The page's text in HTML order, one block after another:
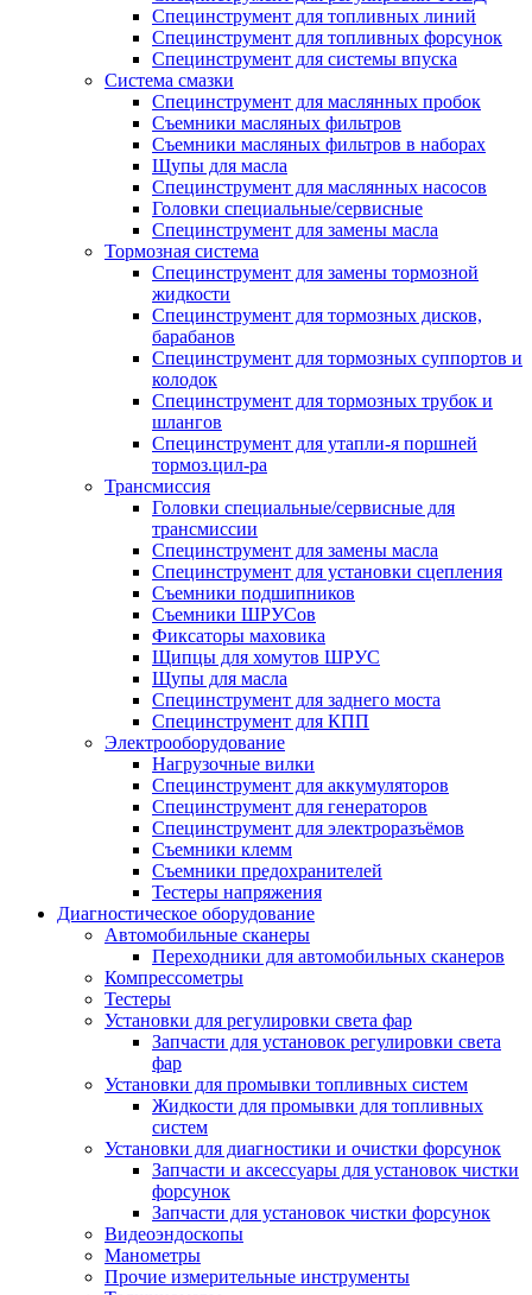
Специнструмент для топливных линий
Специнструмент для топливных форсунок
Специнструмент для системы впуска
Система смазки
Специнструмент для маслянных пробок
Съемники масляных фильтров
Съемники масляных фильтров в наборах
Щупы для масла
Специнструмент для маслянных насосов
Головки специальные/сервисные
Специнструмент для замены масла
Тормозная система
Специнструмент для замены тормозной
жидкости
Специнструмент для тормозных дисков,
барабанов
Специнструмент для тормозных суппортов и
колодок
Специнструмент для тормозных трубок и
шлангов
Специнструмент для утапли-я поршней
тормоз.цил-ра
Трансмиссия
Головки специальные/сервисные для
трансмиссии
Специнструмент для замены масла
Специнструмент для установки сцепления
Съемники подшипников
Съемники ШРУСов
Фиксаторы маховика
Щипцы для хомутов ШРУС
Щупы для масла
Специнструмент для заднего моста
Специнструмент для КПП
Электрооборудование
Нагрузочные вилки
Специнструмент для аккумуляторов
Специнструмент для генераторов
Специнструмент для электроразъёмов
Съемники клемм
Съемники предохранителей
Тестеры напряжения
Диагностическое оборудование
Автомобильные сканеры
Переходники для автомобильных сканеров
Компрессометры
Тестеры
Установки для регулировки света фар
Запчасти для установок регулировки света
фар
Установки для промывки топливных систем
Жидкости для промывки для топливных
систем
Установки для диагностики и очистки форсунок
Запчасти и аксессуары для установок чистки
форсунок
Запчасти для установок чистки форсунок
Видеоэндоскопы
Манометры
Прочие измерительные инструменты